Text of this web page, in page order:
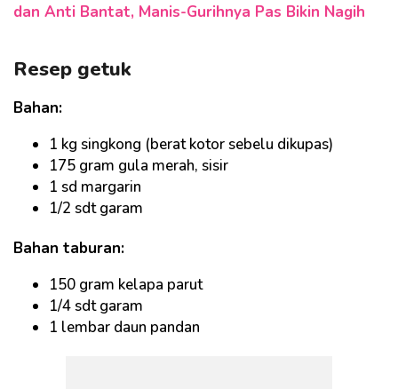
dan Anti Bantat, Manis-Gurihnya Pas Bikin Nagih
Resep getuk
Bahan:
1 kg singkong (berat kotor sebelu dikupas)
175 gram gula merah, sisir
1 sd margarin
1/2 sdt garam
Bahan taburan:
150 gram kelapa parut
1/4 sdt garam
1 lembar daun pandan